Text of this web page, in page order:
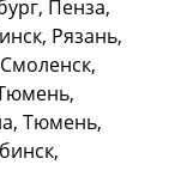
Пенза,
Рязань,
Тюмень,